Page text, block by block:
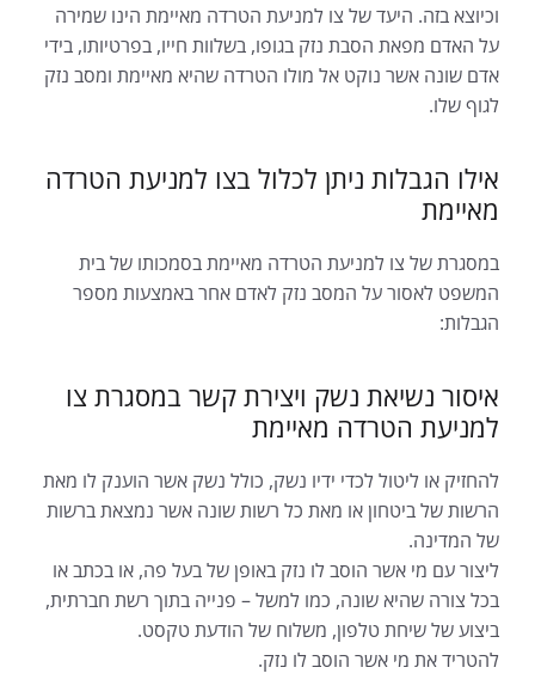
וכיוצא בזה. היעד של צו למניעת הטרדה מאיימת הינו שמירה
על האדם מפאת הסבת נזק בגופו, בשלוות חייו, בפרטיותו, בידי
אדם שונה אשר נוקט אל מולו הטרדה שהיא מאיימת ומסב נזק
לגוף שלו.
אילו הגבלות ניתן לכלול בצו למניעת הטרדה
מאיימת
במסגרת של צו למניעת הטרדה מאיימת בסמכותו של בית
המשפט לאסור על המסב נזק לאדם אחר באמצעות מספר
הגבלות:
איסור נשיאת נשק ויצירת קשר במסגרת צו
למניעת הטרדה מאיימת
להחזיק או ליטול לכדי ידיו נשק, כולל נשק אשר הוענק לו מאת
הרשות של ביטחון או מאת כל רשות שונה אשר נמצאת ברשות
של המדינה.
ליצור עם מי אשר הוסב לו נזק באופן של בעל פה, או בכתב או
בכל צורה שהיא שונה, כמו למשל – פנייה בתוך רשת חברתית,
ביצוע של שיחת טלפון, משלוח של הודעת טקסט.
להטריד את מי אשר הוסב לו נזק.